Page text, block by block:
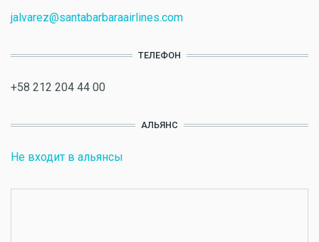
jalvarez@santabarbaraairlines.com
ТЕЛЕФОН
+58 212 204 44 00
АЛЬЯНС
Не входит в альянсы